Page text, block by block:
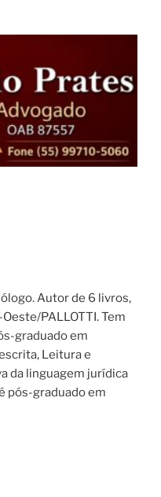
Autor de 6 livros,
PALLOTTI. Tem
graduado em
Leitura e
da linguagem jurídica
pós-graduado em